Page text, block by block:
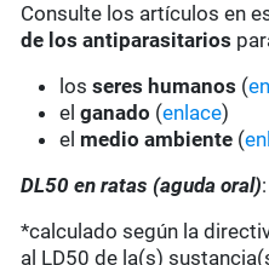
Consulte los artículos en
de los antiparasitarios
losseres humanos (
elganado (enlace)
el medio ambiente (
DL50 en ratas (aguda oral)
*calculado según la
al LD50 de la(s)